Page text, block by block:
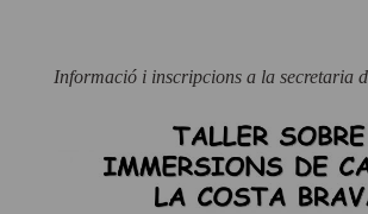
Informació i inscripcions a la secretaria